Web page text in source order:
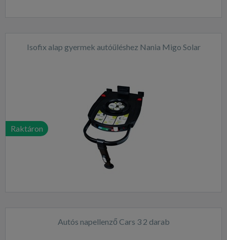
Isofix alap gyermek autóüléshez Nania Migo Solar
Raktáron
Autós napellenző Cars 3 2 darab